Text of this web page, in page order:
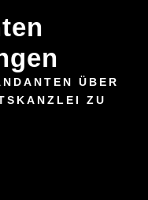
ÜBER
ZU